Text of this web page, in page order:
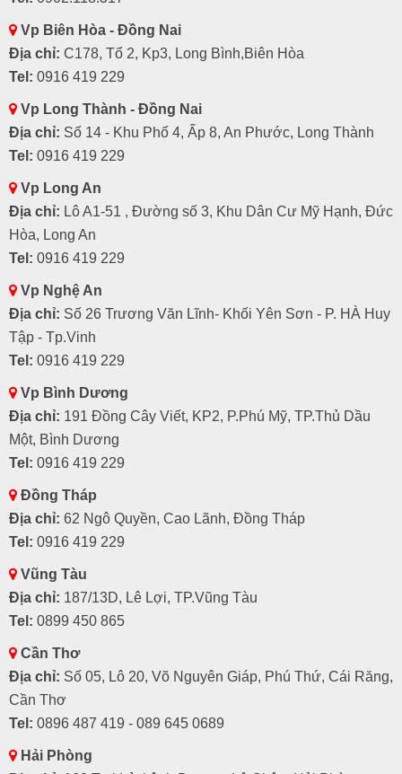
Vp Biên Hòa - Đồng Nai
Địa chỉ: C178, Tổ 2, Kp3, Long Bình,Biên Hòa
Tel: 0916 419 229
Vp Long Thành - Đồng Nai
Địa chỉ: Số 14 - Khu Phố 4, Ấp 8, An Phước, Long Thành
Tel: 0916 419 229
Vp Long An
Địa chỉ: Lô A1-51 , Đường số 3, Khu Dân Cư Mỹ Hạnh, Đức
Hòa, Long An
Tel: 0916 419 229
Vp Nghệ An
Địa chỉ: Số 26 Trương Văn Lĩnh- Khối Yên Sơn - P. HÀ Huy
Tập - Tp.Vinh
Tel: 0916 419 229
Vp Bình Dương
Địa chỉ: 191 Đồng Cây Viết, KP2, P.Phú Mỹ, TP.Thủ Dầu
Một, Bình Dương
Tel: 0916 419 229
Đồng Tháp
Địa chỉ: 62 Ngô Quyền, Cao Lãnh, Đồng Tháp
Tel: 0916 419 229
Vũng Tàu
Địa chỉ: 187/13D, Lê Lợi, TP.Vũng Tàu
Tel: 0899 450 865
Cần Thơ
Địa chỉ: Số 05, Lô 20, Võ Nguyên Giáp, Phú Thứ, Cái Răng,
Cần Thơ
Tel: 0896 487 419 - 089 645 0689
Hải Phòng